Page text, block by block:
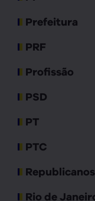
Prefeitura
PRF
Profissão
PSD
PT
PTC
Republicanos
Rio de